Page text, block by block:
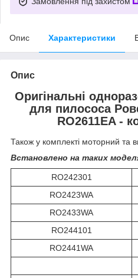
Опис Характеристики
Опис
Оригінальні
для пилососа
RO2611EA -
Також у комплекті моторний та
Встановлено на таких
RO242301
RO2423WA
RO2433WA
RO244101
RO2441WA